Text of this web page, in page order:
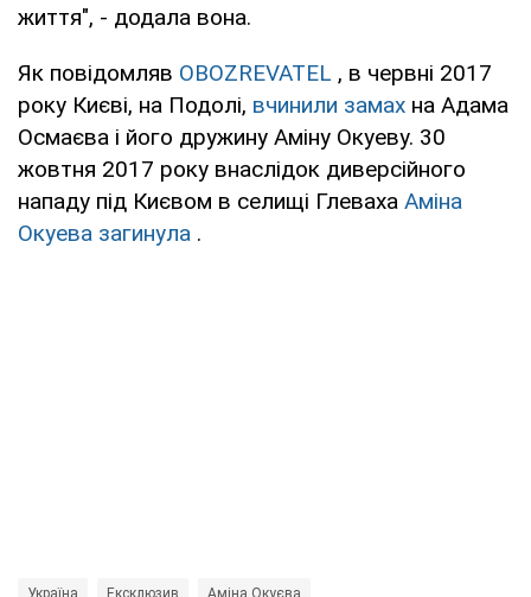
життя", - додала вона.
Як повідомляв OBOZREVATEL , в червні 2017
року Києві, на Подолі, вчинили замах на Адама
Осмаєва і його дружину Аміну Окуеву. 30
жовтня 2017 року внаслідок диверсійного
нападу під Києвом в селищі Глеваха Аміна
Окуева загинула .
Україна Ексклюзив Аміна Окуєва